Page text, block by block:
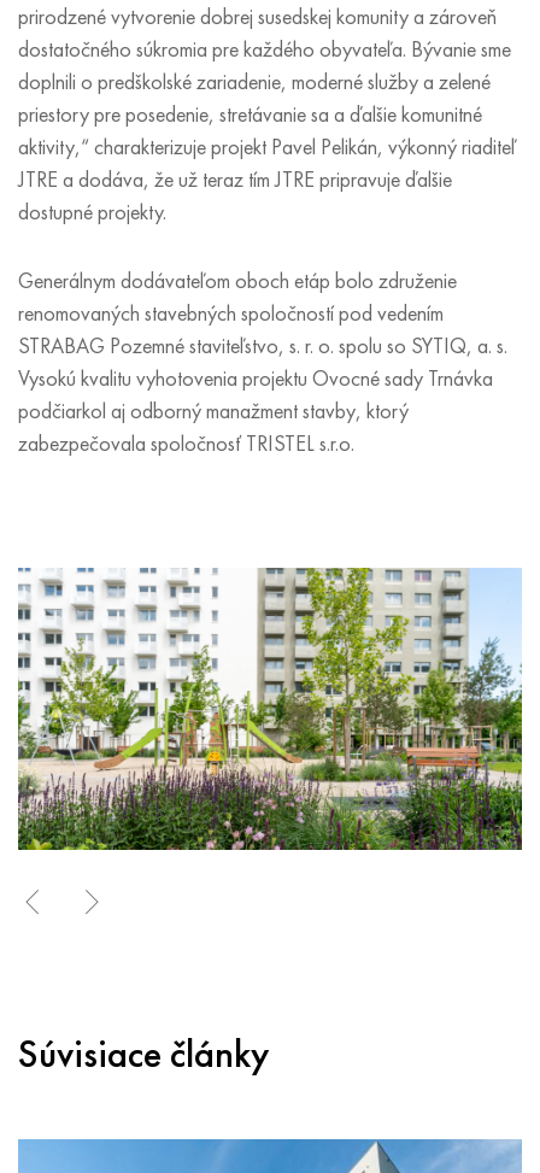
prirodzené vytvorenie dobrej susedskej komunity a zároveň
dostatočného súkromia pre každého obyvateľa. Bývanie sme
doplnili o predškolské zariadenie, moderné služby a zelené
priestory pre posedenie, stretávanie sa a ďalšie komunitné
aktivity,“ charakterizuje projekt Pavel Pelikán, výkonný riaditeľ
JTRE a dodáva, že už teraz tím JTRE pripravuje ďalšie
dostupné projekty.
Generálnym dodávateľom oboch etáp bolo združenie
renomovaných stavebných spoločností pod vedením
STRABAG Pozemné staviteľstvo, s. r. o. spolu so SYTIQ, a. s.
Vysokú kvalitu vyhotovenia projektu Ovocné sady Trnávka
podčiarkol aj odborný manažment stavby, ktorý
zabezpečovala spoločnosť TRISTEL s.r.o.
Súvisiace články